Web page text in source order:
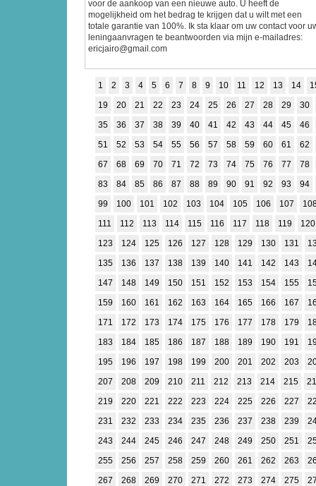
voor de aankoop van een nieuwe auto. U heeft de
mogelijkheid om het bedrag te krijgen dat u wilt met een
totale garantie van 100%. Ik sta klaar om uw contact voor
leningaanvragen te beantwoorden via mijn e-mailadres:
ericjairo@gmail.com
1 2 3 4 5 6 7 8 9 10 11 12 13 14
19
20 21 22 23 24 25 26 27 28 29
30
35
36 37 38 39 40 41 42 43 44 45
46
51
52 53 54 55 56 57 58 59 60 61
62
67
68 69 70 71 72 73 74 75 76 77
78
83
84 85 86 87 88 89 90 91 92 93
94
99
100 101 102 103 104 105 106 107
111
112 113 114 115 116 117 118 119
120
123
124 125 126 127 128 129 130 131
135
136 137 138 139 140 141 142 143
147
148 149 150 151 152 153 154 155
159
160 161 162 163 164 165 166 167
171
172 173 174 175 176 177 178 179
183
184 185 186 187 188 189 190 191
195
196 197 198 199 200 201 202 203
207
208 209 210 211 212 213 214 215
219
220 221 222 223 224 225 226 227
231
232 233 234 235 236 237 238 239
243
244 245 246 247 248 249 250 251
255
256 257 258 259 260 261 262 263
267
268 269 270 271 272 273 274 275